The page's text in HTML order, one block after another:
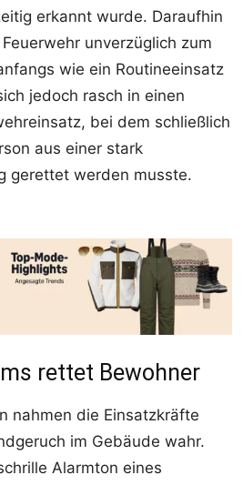
erkannt wurde. Daraufhin
unverzüglich zum
wie ein Routineeinsatz
jedoch rasch in einen
bei dem schließlich
aus einer stark
gerettet werden musste.
rettet Bewohner
nahmen die Einsatzkräfte
im Gebäude wahr.
Alarmton eines